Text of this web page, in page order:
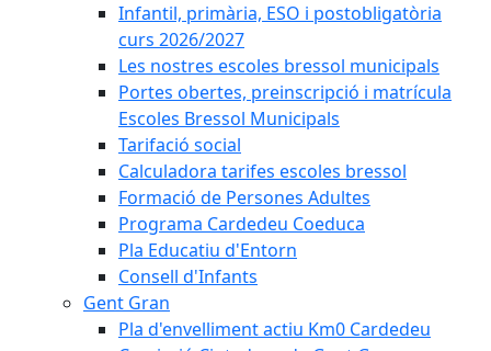
Infantil, primària, ESO i postobligatòria
curs 2026/2027
Les nostres escoles bressol municipals
Portes obertes, preinscripció i matrícula
Escoles Bressol Municipals
Tarifació social
Calculadora tarifes escoles bressol
Formació de Persones Adultes
Programa Cardedeu Coeduca
Pla Educatiu d'Entorn
Consell d'Infants
Gent Gran
Pla d'envelliment actiu Km0 Cardedeu